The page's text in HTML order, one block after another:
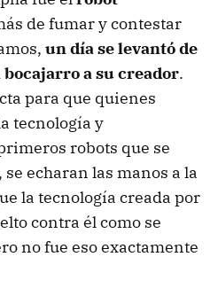
de fumar y contestar
un día se levantó de
a su creador.
para que quienes
tecnología y
robots que se
echaran las manos a la
la tecnología creada por
contra él como se
no fue eso exactamente